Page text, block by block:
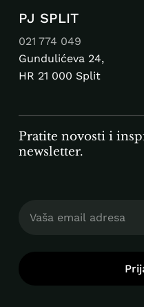
PJ SPLIT
021 774 049
Gundulićeva 24,
HR 21 000 Split
Pratite novosti i
newsletter.